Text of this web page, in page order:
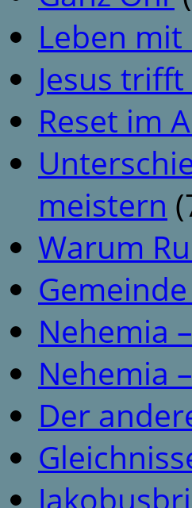
Leben
Jesus
Reset im
meistern
Warum
Nehemia
Nehemia
Der